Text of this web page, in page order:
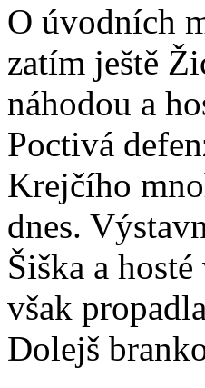
O úvodních
zatím ještě
náhodou a
Poctivá
Krejčího
dnes.
Šiška a
však
Dolejš